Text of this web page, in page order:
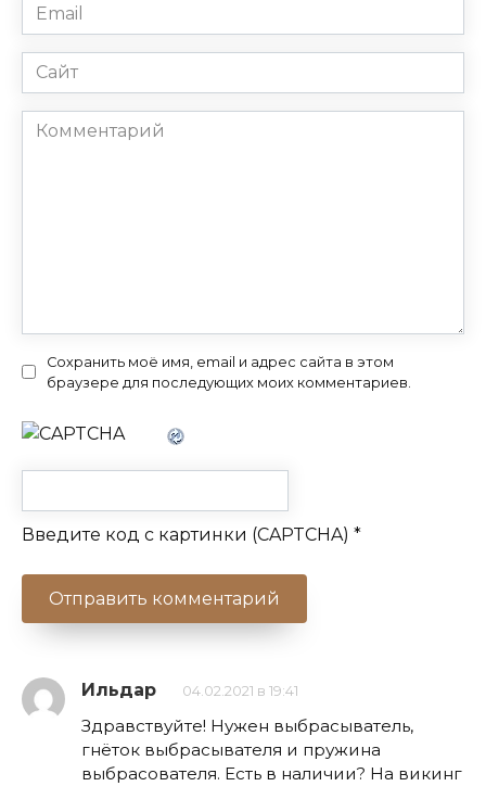
Email
*
Сайт
Комментарий
Сохранить моё имя, email и адрес сайта в этом
браузере для последующих моих комментариев.
Введите код с картинки (CAPTCHA) *
Ильдар 04.02.2021 в 19:41
Здравствуйте! Нужен выбрасыватель,
гнёток выбрасывателя и пружина
выбрасователя. Есть в наличии? На викинг